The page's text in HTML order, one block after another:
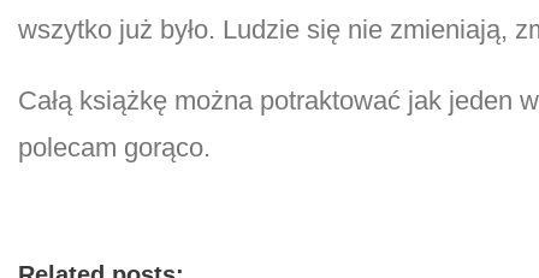
wszytko już było. Ludzie się nie zmieniają,
Całą książkę można potraktować jak jeden
polecam gorąco.